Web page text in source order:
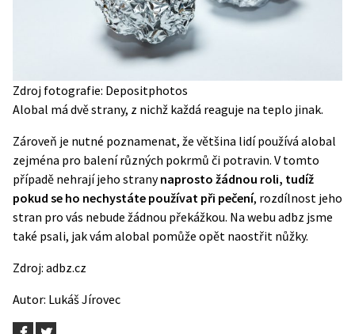
Zdroj fotografie: Depositphotos
Alobal má dvě strany, z nichž každá reaguje na teplo jinak.
Zároveň je nutné poznamenat, že většina lidí používá alobal
zejména pro balení různých pokrmů či potravin. V tomto
případě nehrají jeho stranynaprosto žádnou roli, tudíž
pokud se ho nechystáte používat při pečení, rozdílnost jeho
stran pro vás nebude žádnou překážkou. Na webu adbz jsme
také psali, jak vám alobal pomůže opět naostřit nůžky.
Zdroj: adbz.cz
Autor: Lukáš Jírovec